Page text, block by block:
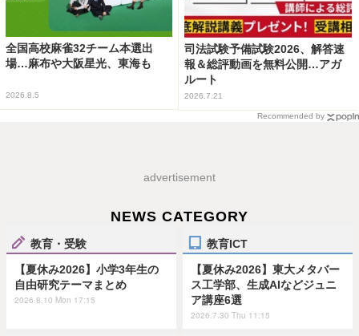
全国高校麻雀32チーム本選出
場…麻布や大阪星光、東海も
2026.8.5
司法試験予備試験2026、解答速
報＆総評動画を無料公開…アガ
ルート
2026.7.21
Recommended by
advertisement
NEWS CATEGORY
教育・受験
【夏休み2026】小学3年生の
自由研究テーマまとめ
2026.8.10 Mon 17:15
教育ICT
【夏休み2026】東大メタバー
ス工学部、生成AIなどジュニ
ア講座6選
2026.7.30 Thu 11:15